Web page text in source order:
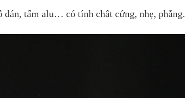
dán, tấm alu… có tính chất cứng, nhẹ, phẳng.